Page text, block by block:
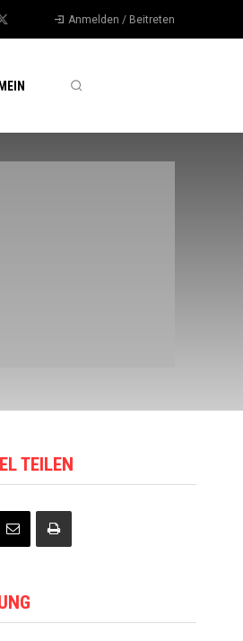
Anmelden / Beitreten
TEILEN